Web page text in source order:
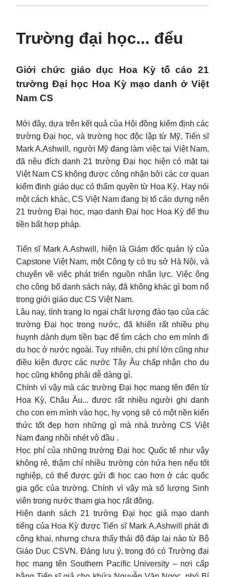
Trường đại học... đểu
Giới chức giáo dục Hoa Kỳ tố cáo 21
trường Đại học Hoa Kỳ mạo danh ở Việt
Nam CS
Mới đây, dựa trên kết quả của Hội đồng kiểm định các
trường Đại học, và trường học độc lập từ Mỹ, Tiến sĩ
Mark A.Ashwill, người Mỹ đang làm việc tại Việt Nam,
đã nêu đích danh 21 trường Đại học hiện có mặt tại
Việt Nam CS không được công nhận bởi các cơ quan
kiểm định giáo dục có thẩm quyền từ Hoa Kỳ. Hay nói
một cách khác, CS Việt Nam đang bị tố cáo dựng nên
21 trường Đại học, mạo danh Đại học Hoa Kỳ để thu
tiền bất hợp pháp.
Tiến sĩ Mark A.Ashwill, hiện là Giám đốc quản lý của
Capstone Việt Nam, một Công ty có trụ sở Hà Nội, và
chuyên về việc phát triển nguồn nhân lực. Việc ông
cho công bố danh sách này, đã không khác gì bom nổ
trong giới giáo dục CS Việt Nam.
Lâu nay, tình trạng lo ngại chất lượng đào tạo của các
trường Đại học trong nước, đã khiến rất nhiều phụ
huynh dành dụm tiền bạc để tìm cách cho em mình đi
du học ở nước ngoài. Tuy nhiên, chi phí lớn cũng như
điều kiện được các nước Tây Âu chấp nhận cho du
học cũng không phải dễ dàng gì.
Chính vì vậy mà các trường Đại học mang tên đến từ
Hoa Kỳ, Châu Âu... được rất nhiều người ghi danh
cho con em mình vào học, hy vọng sẽ có một nền kiến
thức tốt đẹp hơn những gì mà nhà trường CS Việt
Nam đang nhồi nhét vô đầu .
Học phí của những trường Đại học Quốc tế như vậy
không rẻ, thậm chí nhiều trường còn hứa hẹn nếu tốt
nghiệp, có thể được gửi đi học cao hơn ở các quốc
gia gốc của trường. Chính vì vậy mà số lượng Sinh
viên trong nước tham gia học rất đông.
Hiện danh sách 21 trường Đại học giả mạo danh
tiếng của Hoa Kỳ được Tiến sĩ Mark A.Ashwill phát đi
công khai, nhưng chưa thấy thái độ đáp lại nào từ Bộ
Giáo Dục CSVN. Đáng lưu ý, trong đó có Trường đại
học mang tên Southern Pacific University – nơi cấp